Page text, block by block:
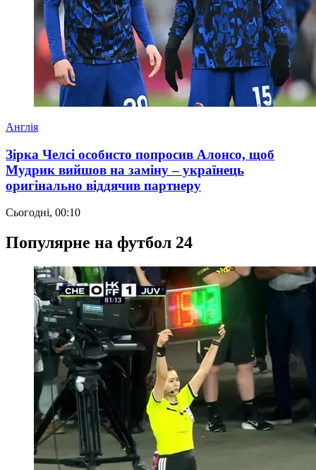
Англія
Зірка Челсі особисто попросив Алонсо, щоб
Мудрик вийшов на заміну – українець
оригінально віддячив партнеру
Сьогодні, 00:10
Популярне на футбол 24